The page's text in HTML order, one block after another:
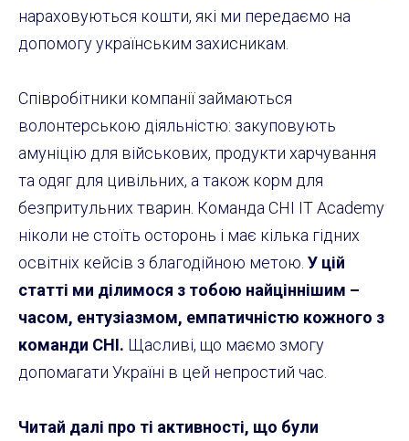
нараховуються кошти, які ми передаємо на
допомогу українським захисникам.
Співробітники компанії займаються
волонтерською діяльністю: закуповують
амуніцію для військових, продукти харчування
та одяг для цивільних, а також корм для
безпритульних тварин. Команда CHI IT Academy
ніколи не стоїть осторонь і має кілька гідних
освітніх кейсів з благодійною метою. У цій
статті ми ділимося з тобою найціннішим –
часом, ентузіазмом, емпатичністю кожного з
команди CHI. Щасливі, що маємо змогу
допомагати Україні в цей непростий час.
Читай далі про ті активності, що були